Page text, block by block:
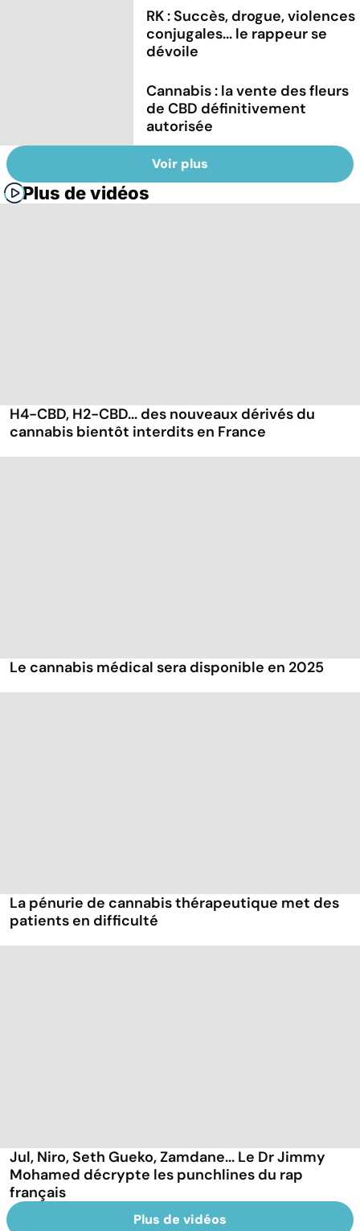
RK : Succès, drogue, violences
conjugales... le rappeur se
dévoile
Cannabis : la vente des fleurs
de CBD définitivement
autorisée
Voir plus
Plus de vidéos
H4-CBD, H2-CBD... des nouveaux dérivés du
cannabis bientôt interdits en France
Le cannabis médical sera disponible en 2025
La pénurie de cannabis thérapeutique met des
patients en difficulté
Jul, Niro, Seth Gueko, Zamdane... Le Dr Jimmy
Mohamed décrypte les punchlines du rap
français
Plus de vidéos